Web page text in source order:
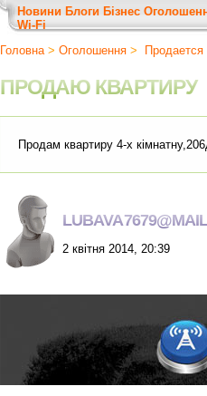
Новини Блоги Бізнес
Wi-Fi
Головна> Оголошення > Продается
ПРОДАЮ КВАРТИРУ
Продам квартиру 4-х
2 квітня 2014, 20:39